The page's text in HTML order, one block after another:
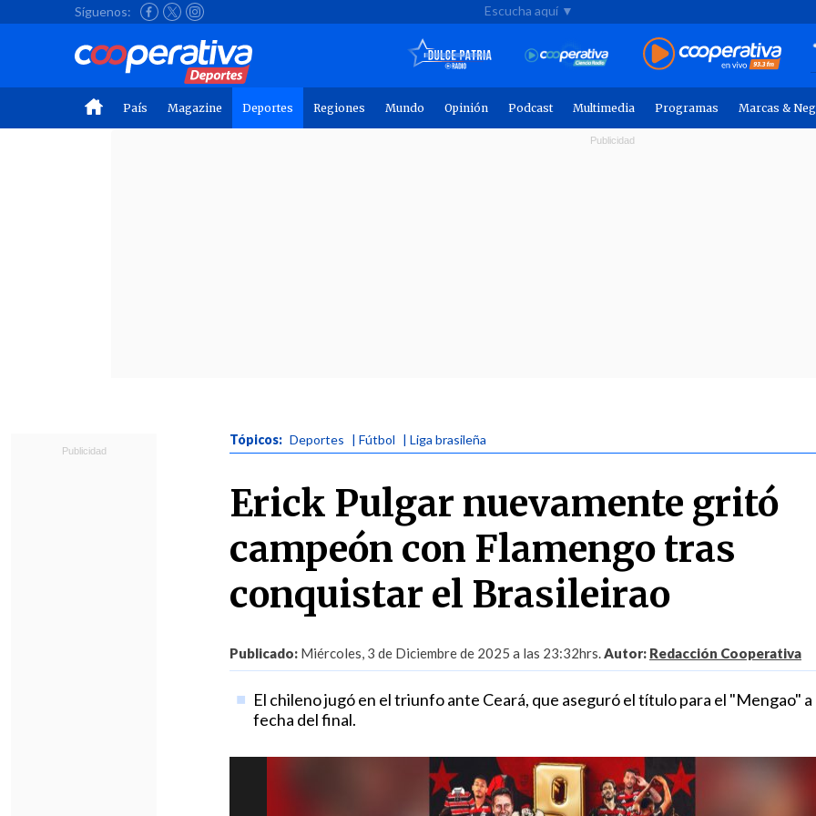
Síguenos: Escucha aquí ▼
País Magazine Deportes Regiones Mundo Opinión Podcast Multimedia Programas Marcas &
Tópicos: Deportes | Fútbol | Liga brasileña
Erick Pulgar nuevamente gritó
campeón con Flamengo tras
conquistar el Brasileirao
Publicado: Miércoles, 3 de Diciembre de 2025 a las 23:32hrs.Autor: Redacción Cooperativa
El chileno jugó en el triunfo ante Ceará, que aseguró el título para el "Mengao" a
fecha del final.